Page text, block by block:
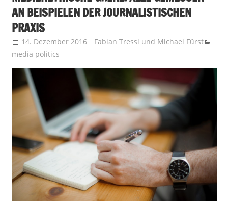
AN BEISPIELEN DER JOURNALISTISCHEN
PRAXIS
14. Dezember 2016 Fabian Tressl und Michael Fürst
media politics